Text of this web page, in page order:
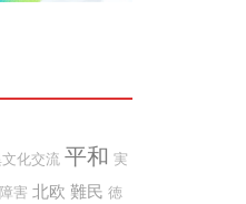
化交流 平和 実
害 北欧 難民 徳